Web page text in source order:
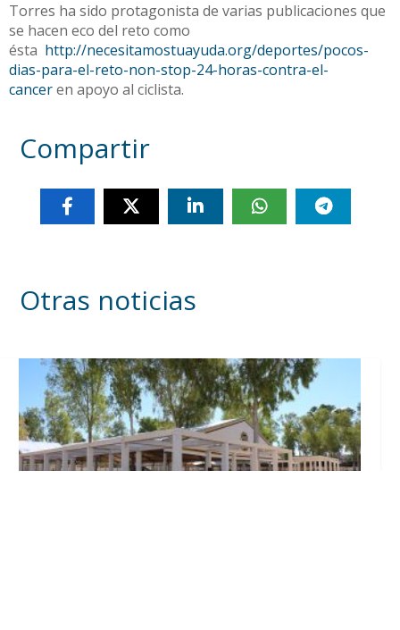
Torres ha sido protagonista de varias publicaciones que
se hacen eco del reto como
ésta http://necesitamostuayuda.org/deportes/pocos-
dias-para-el-reto-non-stop-24-horas-contra-el-
canceren apoyo al ciclista.
Compartir
Otras noticias